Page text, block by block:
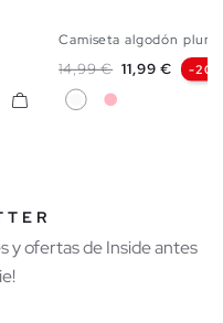
XS S
Camiseta algodón
Precio base
14,99 € Precio
11,99 € -20%
BlancoRosa Claro
y ofertas de Inside antes